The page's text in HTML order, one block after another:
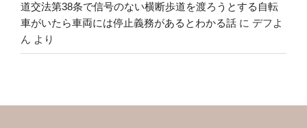
道交法第38条で信号のない横断歩道を渡ろうとする自転
車がいたら車両には停止義務があるとわかる話 に デフよ
ん より